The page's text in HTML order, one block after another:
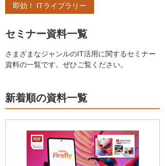
即効！ ITライブラリー
セミナー資料一覧
さまざまなジャンルのIT活用に関するセミナー
資料の一覧です。ぜひご覧ください。
新着順の資料一覧